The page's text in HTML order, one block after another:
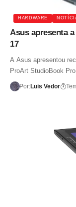
HARDWARE
Asus apresenta
17
A Asus apresentou
ProArt StudioBook
Por:Luis Vedor